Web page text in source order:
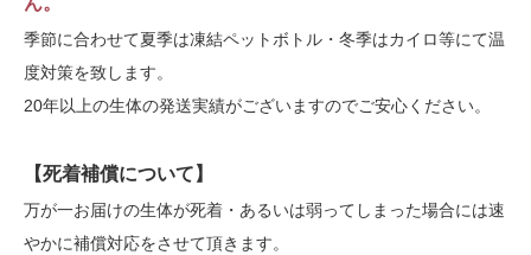
季節に合わせて夏季は凍結ペットボトル・冬季はカイロ等にて温
度対策を致します。
20年以上の生体の発送実績がございますのでご安心ください。
【死着補償について】
万が一お届けの生体が死着・あるいは弱ってしまった場合には速
やかに補償対応をさせて頂きます。